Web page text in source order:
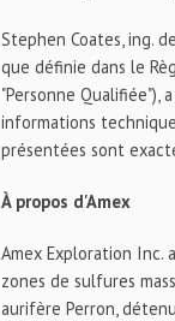
Stephen Coates, ing.
que définie dans le
"Personne Qualifiée"),
informations
présentées sont
À propos d'Amex
Amex Exploration Inc.
zones de sulfures
aurifère Perron,